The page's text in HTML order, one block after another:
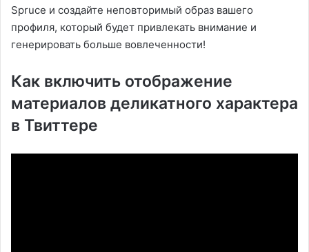
Spruce и создайте неповторимый образ вашего
профиля, который будет привлекать внимание и
генерировать больше вовлеченности!
Как включить отображение
материалов деликатного характера
в Твиттере